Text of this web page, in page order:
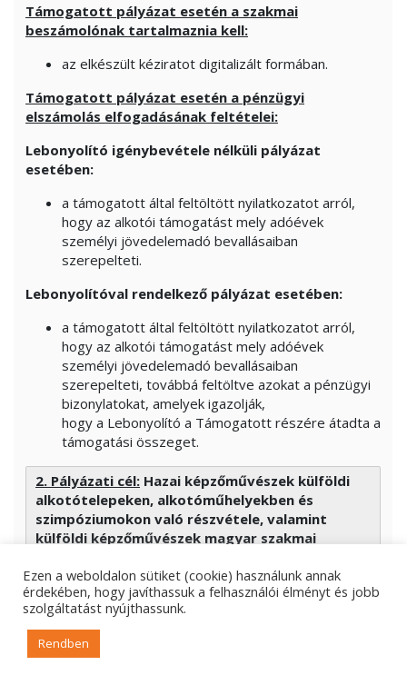
Támogatott pályázat esetén a szakmai
beszámolónak tartalmaznia kell:
az elkészült kéziratot digitalizált formában.
Támogatott pályázat esetén a pénzügyi
elszámolás elfogadásának feltételei:
Lebonyolító igénybevétele nélküli pályázat
esetében:
a támogatott által feltöltött nyilatkozatot arról,
hogy az alkotói támogatást mely adóévek
személyi jövedelemadó bevallásaiban
szerepelteti.
Lebonyolítóval rendelkező pályázat esetében:
a támogatott által feltöltött nyilatkozatot arról,
hogy az alkotói támogatást mely adóévek
személyi jövedelemadó bevallásaiban
szerepelteti, továbbá feltöltve azokat a pénzügyi
bizonylatokat, amelyek igazolják,
hogy a Lebonyolító a Támogatott részére átadta a
támogatási összeget.
2. Pályázati cél: Hazai képzőművészek külföldi
alkotótelepeken, alkotóműhelyekben és
szimpóziumokon való részvétele, valamint
külföldi képzőművészek magyar szakmai
képzőművészet területén.
Pályázati feltételek:a pályázó az NKA portálján a
regisztrációt megtette.
Ezen a weboldalon sütiket (cookie) használunk annak
érdekében, hogy javíthassuk a felhasználói élményt és jobb
szolgáltatást nyújthassunk.
Rendben